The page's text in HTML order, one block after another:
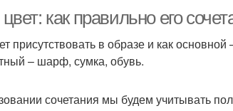
как правильно его
присутствовать в образе и как
– шарф, сумка, обувь.
сочетания мы будем учитывать